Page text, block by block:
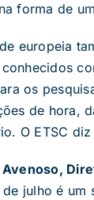
forma de
europeia
os
de hora,
O ETSC
de julho é